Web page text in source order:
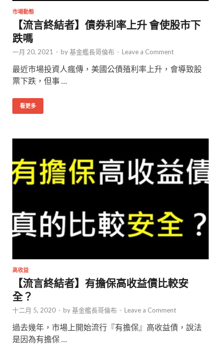
市場動態
【流言終結者】債券利率上升 會使股市下
跌嗎
一月 20, 2021 - by基金艦長哥倫布 - Leave a Comment
最近市場投資人瘋傳，美國公債殖利率上升，會導致股
票下跌，但事 …
看更多
高收益
【流言終結者】有擔保高收益債比較安
全？
十二月 5, 2020 - by基金艦長哥倫布 - Leave a Comment
過去幾年，市場上開始流行『有擔保』高收益債，說法
是因為有擔保 …